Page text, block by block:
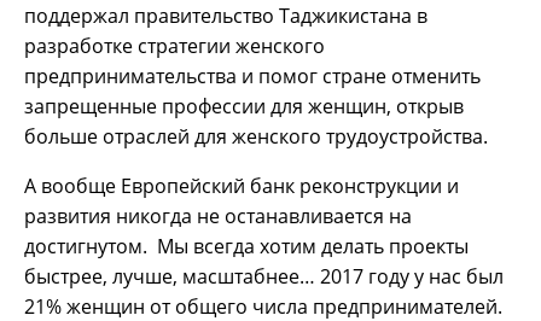
поддержал правительство Таджикистана в
разработке стратегии женского
предпринимательства и помог стране отменить
запрещенные профессии для женщин, открыв
больше отраслей для женского трудоустройства.
А вообще Европейский банк реконструкции и
развития никогда не останавливается на
достигнутом. Мы всегда хотим делать проекты
быстрее, лучше, масштабнее… 2017 году у нас был
21% женщин от общего числа предпринимателей.